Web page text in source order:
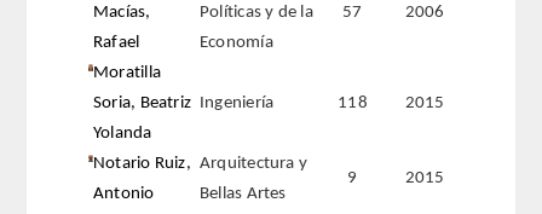
Macías,
Rafael
Políticas y de la
Economía
57 2006
Moratilla
Soria, Beatriz
Yolanda
Ingeniería 118 2015
Notario Ruiz,
Antonio
Arquitectura y
Bellas Artes
9 2015